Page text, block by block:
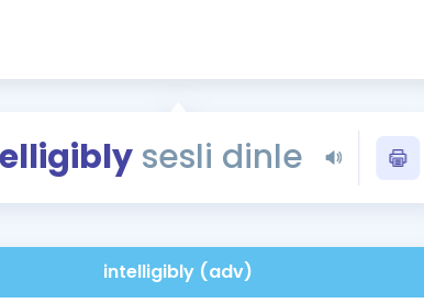
Tüm ÖSYM
YDS - YÖKDİL
İngilizce
sesli dinle
intelligibly (adv)